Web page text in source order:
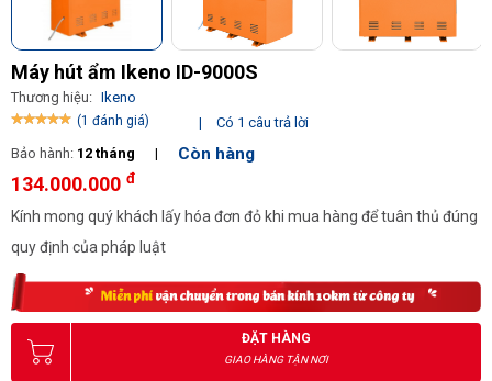
Máy hút ẩm Ikeno ID-9000S
Thương hiệu: Ikeno
(1 đánh giá) |
Có 1 câu trả lời
Bảo hành: 12 tháng | Còn hàng
134.000.000 đ
Kính mong quý khách lấy hóa đơn đỏ khi mua hàng để tuân thủ đúng
quy định của pháp luật
ĐẶT HÀNG
GIAO HÀNG TẬN NƠI